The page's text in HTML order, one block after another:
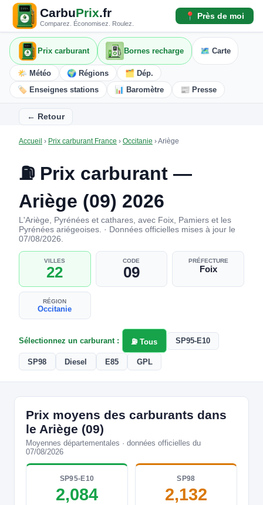
CarbuPrix.fr
Comparez. Économisez. Roulez.
📍 Près de moi
Prix carburant Bornes recharge 🗺️ Carte
🌤️ Météo 🌍 Régions
🗂️ Dép.
🏷️ Enseignes stations
📊 Baromètre 📰 Presse
← Retour
Accueil › Prix carburant France › Occitanie ›Ariège
⛽ Prix carburant —
Ariège (09) 2026
L'Ariège, Pyrénées et cathares, avec Foix, Pamiers et les
Pyrénées ariégeoises. · Données officielles mises à jour le
07/08/2026.
VILLES
22
CODE
09
PRÉFECTURE
Foix
RÉGION
Occitanie
Sélectionnez un carburant : ⛽ Tous SP95-E10
SP98 Diesel E85 GPL
Prix moyens des carburants dans
le Ariège (09)
Moyennes départementales · données officielles du
07/08/2026
SP95-E10
2,084
SP98
2,132